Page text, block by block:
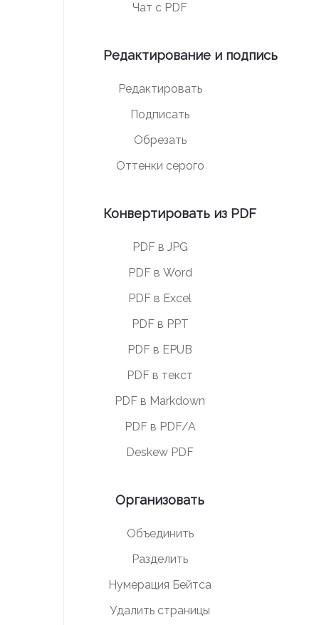
Чат с PDF
Редактирование и подпись
Редактировать
Подписать
Обрезать
Оттенки серого
Конвертировать из PDF
PDF в JPG
PDF в Word
PDF в Excel
PDF в PPT
PDF в EPUB
PDF в текст
PDF в Markdown
PDF в PDF/A
Deskew PDF
Организовать
Объединить
Разделить
Нумерация Бейтса
Удалить страницы